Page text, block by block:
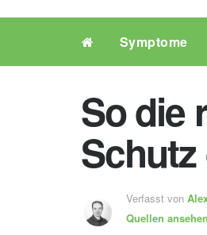
Symptome
So die
Verfasst von
Quellen ansehen